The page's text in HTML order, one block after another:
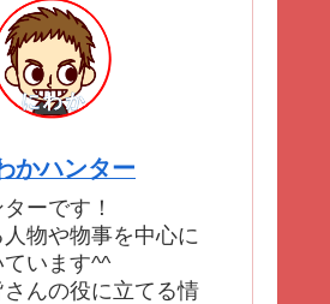
かハンター
ーです！
物や物事を中心に
います^^
んの役に立てる情